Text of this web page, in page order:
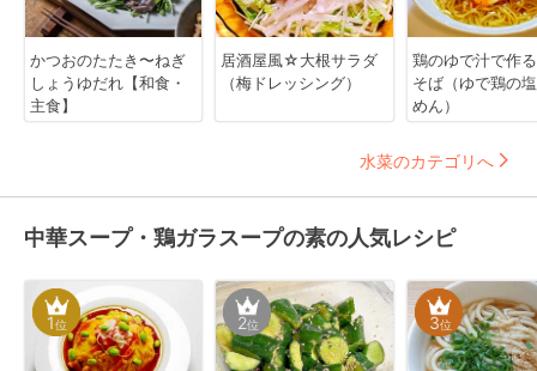
かつおのたたき〜ねぎ
しょうゆだれ【和食・
主食】
居酒屋風☆大根サラダ
（梅ドレッシング）
鶏のゆで汁で作
そば（ゆで鶏の
めん）
水菜のカテゴリへ
中華スープ・鶏ガラスープの素の人気レシピ
1位 2位 3位